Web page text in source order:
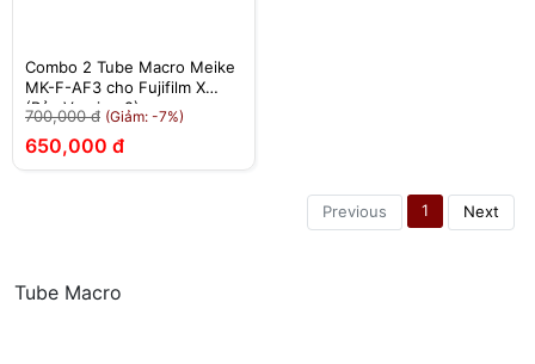
Combo 2 Tube Macro Meike
MK-F-AF3 cho Fujifilm X
(Bản Version 2)
700,000 đ (Giảm: -7%)
650,000 đ
Previous 1 Next
Tube Macro